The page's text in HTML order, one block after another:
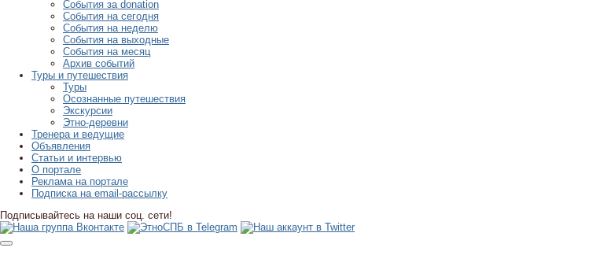
События за donation
События на сегодня
События на неделю
События на выходные
События на месяц
Архив событий
Туры и путешествия
Туры
Осознанные путешествия
Экскурсии
Этно-деревни
Тренера и ведущие
Объявления
Статьи и интервью
О портале
Реклама на портале
Подписка на email-рассылку
Подписывайтесь на наши соц. сети!